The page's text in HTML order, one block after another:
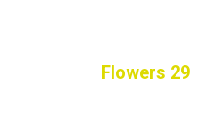
Flowers 29